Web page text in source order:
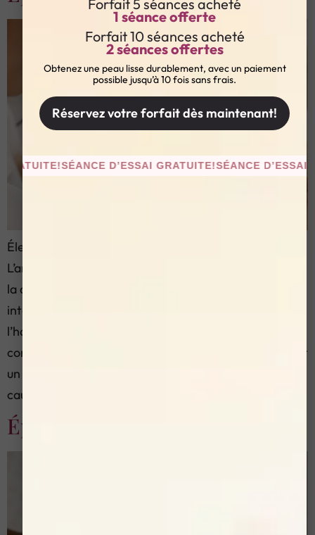
Électrolyse Sourcils — Précision Poil par Poil
L’architecture du regard repose en grande partie sur
la définition des sourcils. Une pilosité irrégulière ou un
inter-sourcils mal maîtrisé suffisent à déséquilibrer
l’harmonie du visage. Les méthodes d’épilation
conventionnelles — pince à épiler, cire, fil — procurent
un soulâgement temporaire, sans jamais traiter la
cause : le […]
Épilation laser du maillot
Forfait 5 séances acheté
1 séance offerte
Forfait 10 séances acheté
2 séances offertes
Obtenez une peau lisse durablement, avec un paiement
possible jusqu’à 10 fois sans frais.
Réservez votre forfait dès maintenant!
SÉANCE D’ESSAI GRATUITE!SÉANCE D’ESSAI